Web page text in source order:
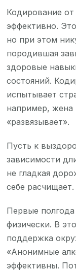
Кодирование от
эффективно.
но при этом
породившая
здоровые
состояний.
испытывает
например, жена
«развязывает».
Пусть к
зависимости
не гладкая
себе расчищает.
Первые
физически. В
поддержка
«Анонимные
эффективны.